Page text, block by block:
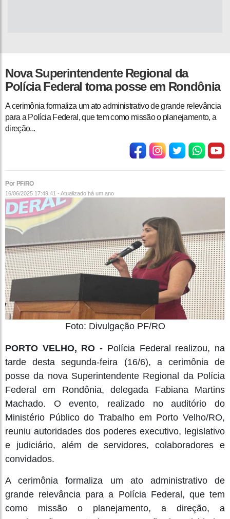
Nova Superintendente Regional da
Polícia Federal toma posse em Rondônia
A cerimônia formaliza um ato administrativo de grande relevância
para a Polícia Federal, que tem como missão o planejamento, a
direção...
Por PF/RO
16/06/2025 17:49:41 - Atualizado há um ano
Foto: Divulgação PF/RO
PORTO VELHO, RO - Polícia Federal realizou, na
tarde desta segunda-feira (16/6), a cerimônia de
posse da nova Superintendente Regional da Polícia
Federal em Rondônia, delegada Fabiana Martins
Machado. O evento, realizado no auditório do
Ministério Público do Trabalho em Porto Velho/RO,
reuniu autoridades dos poderes executivo, legislativo
e judiciário, além de servidores, colaboradores e
convidados.
A cerimônia formaliza um ato administrativo de
grande relevância para a Polícia Federal, que tem
como missão o planejamento, a direção, a